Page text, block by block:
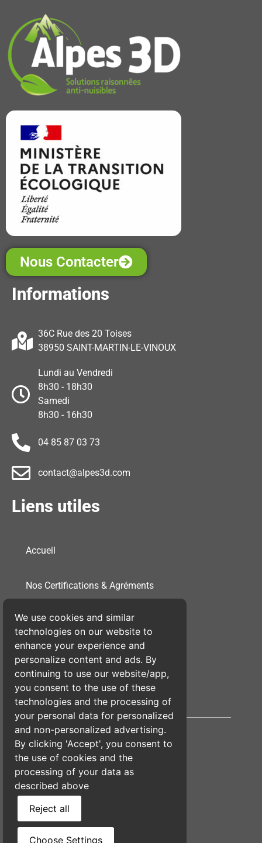
Nous Contacter
Informations
36C Rue des 20 Toises
38950 SAINT-MARTIN-LE-VINOUX
Lundi au Vendredi
8h30 - 18h30
Samedi
8h30 - 16h30
04 85 87 03 73
contact@alpes3d.com
Liens utiles
Accueil
Nos Certifications & Agréments
Conditions Générales de Vente
Politique de Confidentialité
Mentions Légales
We use cookies and similar
technologies on our website to
enhance your experience and
personalize content and ads. By
continuing to use our website/app,
you consent to the use of these
technologies and the processing of
your personal data for personalized
and non-personalized advertising.
By clicking 'Accept', you consent to
the use of cookies and the
processing of your data as
described above
Reject all
Choose Settings